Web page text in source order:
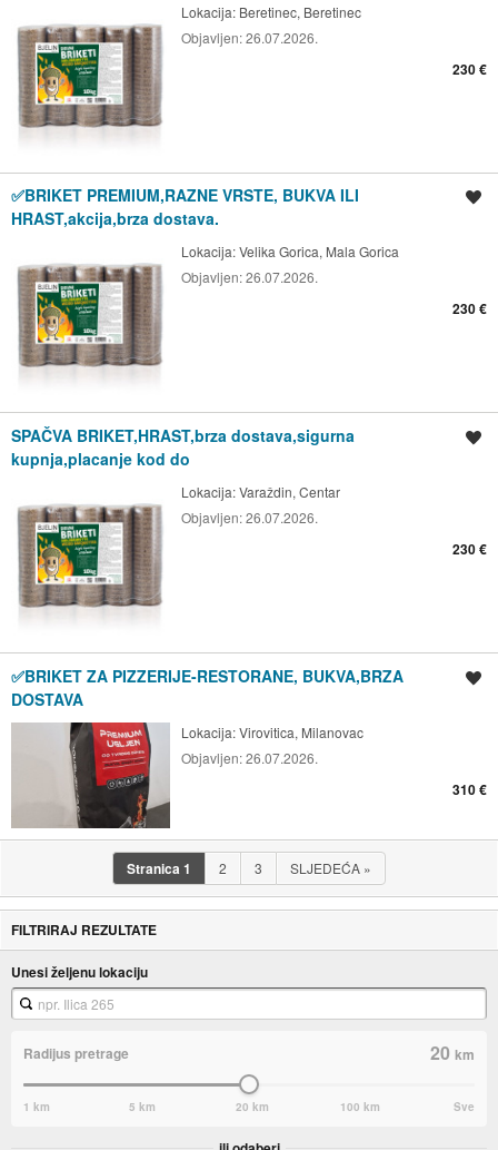
Lokacija: Beretinec, Beretinec
Objavljen:26.07.2026.
230 €
✅BRIKET PREMIUM,RAZNE VRSTE, BUKVA ILI
HRAST,akcija,brza dostava.
Lokacija:Velika Gorica, Mala Gorica
Objavljen:26.07.2026.
230 €
SPAČVA BRIKET,HRAST,brza dostava,sigurna
kupnja,placanje kod do
Lokacija:Varaždin, Centar
Objavljen:26.07.2026.
230 €
✅BRIKET ZA PIZZERIJE-RESTORANE, BUKVA,BRZA
DOSTAVA
Lokacija:Virovitica, Milanovac
Objavljen:26.07.2026.
310 €
Stranica1 2 3 SLJEDEĆA »
FILTRIRAJ REZULTATE
Unesi željenu lokaciju
Radijus pretrage 20km
1 km 5 km 20 km 100 km Sve